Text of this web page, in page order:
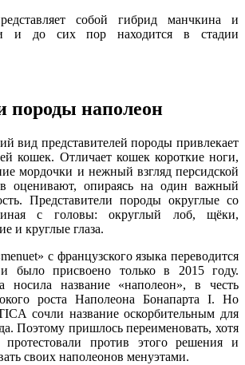
собой гибрид манчкина и
и до сих пор находится в стадии
породы наполеон
вид представителей породы привлекает
кошек. Отличает кошек короткие ноги,
мордочки и нежный взгляд персидской
оценивают, опираясь на один важный
Представители породы округлые со
с головы: округлый лоб, щёки,
и круглые глаза.
с французского языка переводится
было присвоено только в 2015 году.
носила название «наполеон», в честь
роста Наполеона Бонапарта I. Но
сочли название оскорбительным для
Поэтому пришлось переименовать, хотя
протестовали против этого решения и
своих наполеонов менуэтами.